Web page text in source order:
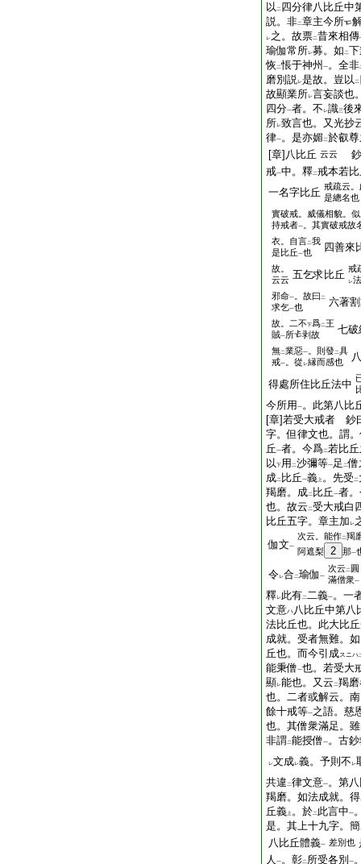
以 二 四分律八比丘中
説。非二章主今所
レ之。故票二昔來相傳
瑜伽常所レ募。如 二
恢 二悵于神州 一。全非
磨別説レ是故。豈以 二
故顯業所レ言妄談也
四分一者。不 レ識三後
所レ致言也。又光抄
律一。是亦媚 二於叡
[章]八比丘 云云
鈔
戒一中。釋二戒本若
一名字比丘 戒疏云。
是總名也
實破戒。威儀相貌。似
持戒者一 。其實破戒故
衣。自言二我
是比丘一也 四善來
故。
云云 五乞求比丘 戒
レ
邪命一 。故曰 二
求乞一也 六著
故。二不下爲二 王
賊一所 剥故 七破
無二業惡一 。則發二具
戒一 。從 レ縁而感也
得處所住比丘法中
今所用 一。此第八比
[章]若受大戒者 鈔
字。但律文也。謂
丘一者。今爲二若比
以下用 二沙彌等一足 二僧
成二 比丘一義 上 。先受 二
羯磨。成二 比丘一者
也。故云 二受大戒白
比丘五字。章主加 レ
伽文一
次云。能作二羯
阿遮梨
2 那一
令レ合二瑜伽 一
次云二 圓
滿僧衆一
釋レ此有二二義一。一
文意ハ八比丘中第八
法比丘也。此大比
成就。受者無難。如
丘也。而今引成スニハ
能秉僧一也。若受大
顯レ能也。又云 二羯
也。二者或解云。
餘十戒等一之語。慈
也。其僧衆滿足。雖
非謂二能授僧一。古
レ文成レ義。予則不 レ
共違 二律文意一。第
羯磨。如法成就。得
丘義 上 。於二 此言中一
是。其上十九字。簡
八比丘體義一 差別也
人 一。彰二 所受各別 一